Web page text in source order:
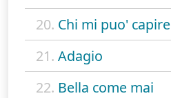
20. Chi mi puo' capire
21. Adagio
22. Bella come mai